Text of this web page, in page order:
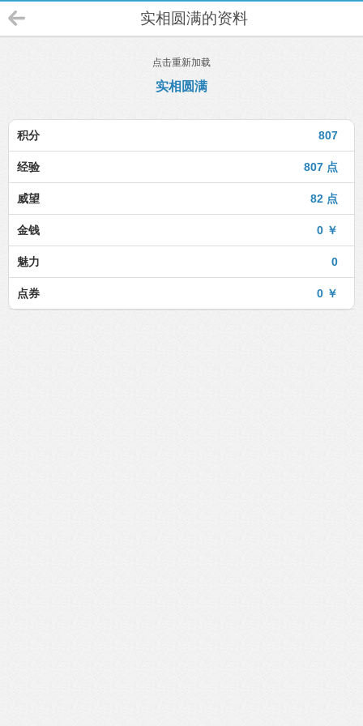
实相圆满的资料
点击重新加载
实相圆满
807
积分
807 点
经验
82 点
威望
0 ￥
金钱
0
魅力
0 ￥
点券